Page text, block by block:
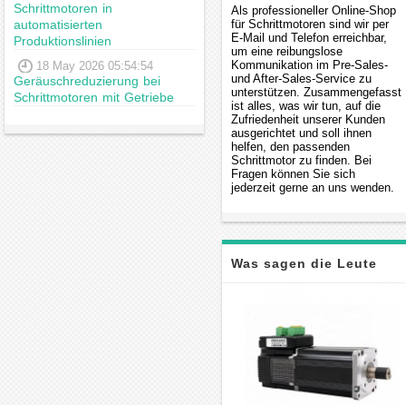
Schrittmotoren in
automatisierten
Produktionslinien
18 May 2026 05:54:54
Geräuschreduzierung bei
Schrittmotoren mit Getriebe
Als professioneller Online-Shop
für Schrittmotoren sind wir per
E-Mail und Telefon erreichbar,
um eine reibungslose
Kommunikation im Pre-Sales-
und After-Sales-Service zu
unterstützen. Zusammengefasst
ist alles, was wir tun, auf die
Zufriedenheit unserer Kunden
ausgerichtet und soll ihnen
helfen, den passenden
Schrittmotor zu finden. Bei
Fragen können Sie sich
jederzeit gerne an uns wenden.
Was sagen die Leute